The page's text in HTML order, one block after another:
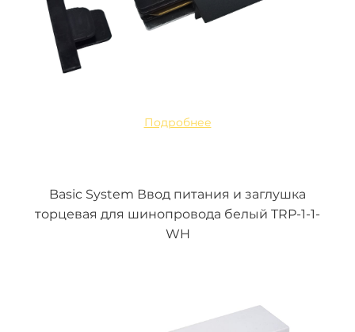
Подробнее
Basic System Ввод питания и заглушка
торцевая для шинопровода белый TRP-1-1-
WH